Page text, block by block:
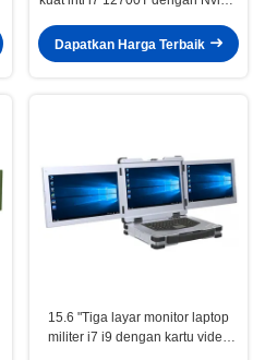
Dapatkan Harga Terbaik
15.6 "Tiga layar monitor laptop
militer i7 i9 dengan kartu video